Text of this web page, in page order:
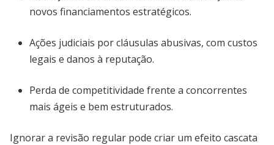
novos financiamentos estratégicos.
Ações judiciais por cláusulas abusivas, com custos
legais e danos à reputação.
Perda de competitividade frente a concorrentes
mais ágeis e bem estruturados.
Ignorar a revisão regular pode criar um efeito cascata